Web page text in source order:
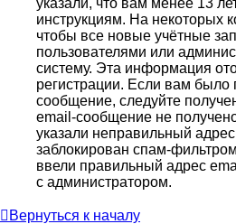
инструкциям. На некоторых
чтобы все новые учётные
пользователями или
систему. Эта информация
регистрации. Если вам было
сообщение, следуйте
email-сообщение не
указали неправильный
заблокирован спам-
ввели правильный адрес
с администратором.
Вернуться к началу